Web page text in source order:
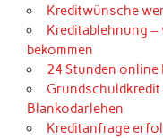
Kreditwünsche
Kreditablehnung
bekommen
24 Stunden online
Blankodarlehen
Kreditanfrage